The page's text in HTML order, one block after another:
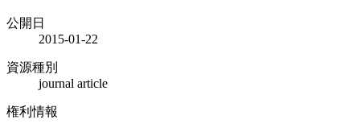
公開日
2015-01-22
資源種別
journal article
権利情報